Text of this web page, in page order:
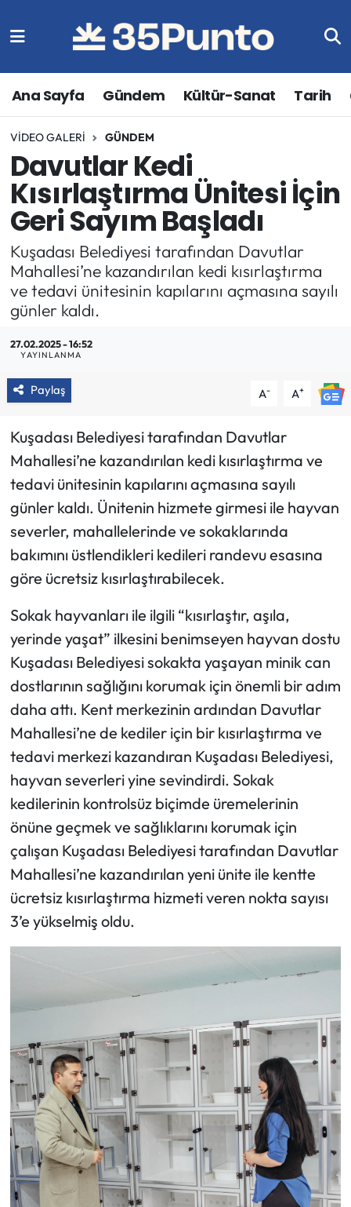
Ana Sayfa Gündem Kültür-Sanat Tarih
VIDEO GALERI GÜNDEM
Davutlar Kedi
Kısırlaştırma Ünitesi İçin
Geri Sayım Başladı
Kuşadası Belediyesi tarafından Davutlar
Mahallesi’ne kazandırılan kedi kısırlaştırma
ve tedavi ünitesinin kapılarını açmasına sayılı
günler kaldı.
27.02.2025 - 16:52
YAYINLANMA
Paylaş A- A+
Kuşadası Belediyesi tarafından Davutlar
Mahallesi’ne kazandırılan kedi kısırlaştırma ve
tedavi ünitesinin kapılarını açmasına sayılı
günler kaldı. Ünitenin hizmete girmesi ile hayvan
severler, mahallelerinde ve sokaklarında
bakımını üstlendikleri kedileri randevu esasına
göre ücretsiz kısırlaştırabilecek.
Sokak hayvanları ile ilgili “kısırlaştır, aşıla,
yerinde yaşat” ilkesini benimseyen hayvan dostu
Kuşadası Belediyesi sokakta yaşayan minik can
dostlarının sağlığını korumak için önemli bir adım
daha attı. Kent merkezinin ardından Davutlar
Mahallesi’ne de kediler için bir kısırlaştırma ve
tedavi merkezi kazandıran Kuşadası Belediyesi,
hayvan severleri yine sevindirdi. Sokak
kedilerinin kontrolsüz biçimde üremelerinin
önüne geçmek ve sağlıklarını korumak için
çalışan Kuşadası Belediyesi tarafından Davutlar
Mahallesi’ne kazandırılan yeni ünite ile kentte
ücretsiz kısırlaştırma hizmeti veren nokta sayısı
3’e yükselmiş oldu.